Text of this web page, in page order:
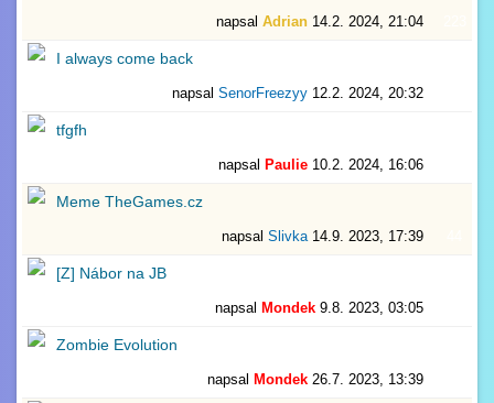
napsal Adrian 14.2. 2024, 21:04
I always come back
napsal SenorFreezyy 12.2. 2024, 20:32
tfgfh
napsal Paulie 10.2. 2024, 16:06
Meme TheGames.cz
napsal Slivka 14.9. 2023, 17:39
[Z] Nábor na JB
napsal Mondek 9.8. 2023, 03:05
Zombie Evolution
napsal Mondek 26.7. 2023, 13:39